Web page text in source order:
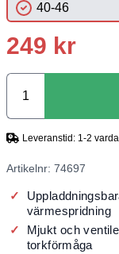
40-46
249 kr
Leveranstid: 1-2
Artikelnr: 74697
värmespridning
Mjukt och
torkförmåga